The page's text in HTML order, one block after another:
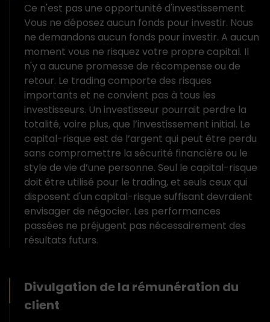
Ce n'est pas une opportunité d'investissement.
Vous ne déposez aucun fonds pour investir. Nous
ne demandons aucun fonds pour investir. A aucun
moment vous ne risquez votre propre capital. Il
n'y a aucune promesse de récompense ou de
retour. Le trading comporte des risques
importants et ne convient pas à tous les
investisseurs. Un investisseur pourrait perdre la
totalité, voire plus, que l’investissement initial. Le
capital-risque est de l’argent qui peut être perdu
sans compromettre la sécurité financière ou le
style de vie d’une personne. Seul le capital-risque
doit être utilisé pour le trading, et seuls ceux qui
disposent d'un capital-risque suffisant devraient
envisager de négocier. Les performances
passées ne préjugent pas nécessairement des
résultats futurs.
Divulgation de la rémunération du
client